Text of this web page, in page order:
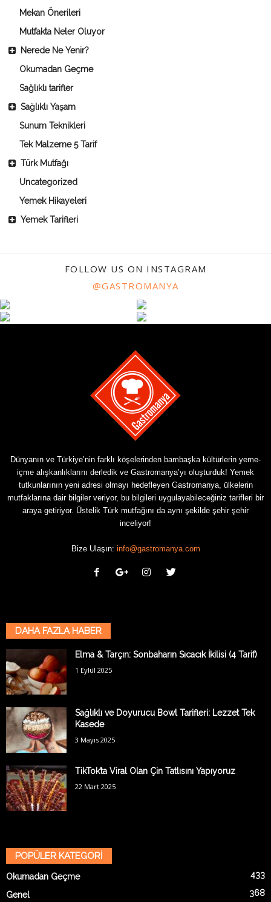
Mekan Önerileri
Mutfakta Neler Oluyor
Nerede Ne Yenir?
Okumadan Geçme
Sağlıklı tarifler
Sağlıklı Yaşam
Sunum Teknikleri
Tek Malzeme 5 Tarif
Türk Mutfağı
Uncategorized
Yemek Hikayeleri
Yemek Tarifleri
FOLLOW US ON INSTAGRAM
@GASTROMANYA
Dünyanın ve Türkiye’nin farklı köşelerinden bambaşka kültürlerin yeme-
içme alışkanlıklarını derledik ve Gastromanya’yı oluşturduk! Yemek
tutkunlarının yeni adresi olmayı hedefleyen Gastromanya, ülkelerin
mutfaklarına dair bilgiler veriyor, bu bilgileri uygulayabileceğiniz tarifleri bir
araya getiriyor. Üstelik Türk mutfağını da aynı şekilde şehir şehir
inceliyor!
Bize Ulaşın: info@gastromanya.com
DAHA FAZLA HABER
Elma & Tarçın: Sonbaharın Sıcacık İkilisi (4 Tarif)
1 Eylül 2025
Sağlıklı ve Doyurucu Bowl Tarifleri: Lezzet Tek
Kasede
3 Mayıs 2025
TikTok’ta Viral Olan Çin Tatlısını Yapıyoruz
22 Mart 2025
POPÜLER KATEGORİ
Okumadan Geçme 433
Genel 368